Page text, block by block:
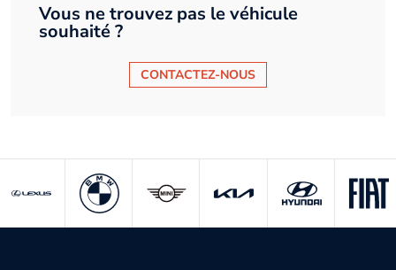
Vous ne trouvez pas le véhicule
souhaité ?
CONTACTEZ-NOUS